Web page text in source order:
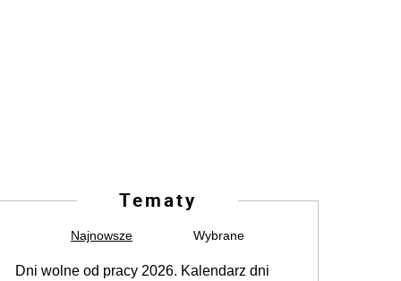
Tematy
Najnowsze Wybrane
Dni wolne od pracy 2026. Kalendarz dni